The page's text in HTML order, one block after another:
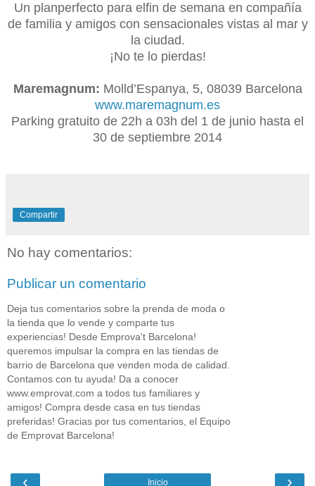
Un planperfecto para elfin de semana en compañía
de familia y amigos con sensacionales vistas al mar y
la ciudad.
¡No te lo pierdas!
Maremagnum: Molld’Espanya, 5, 08039 Barcelona
www.maremagnum.es
Parking gratuito de 22h a 03h del 1 de junio hasta el
30 de septiembre 2014
Compartir
No hay comentarios:
Publicar un comentario
Deja tus comentarios sobre la prenda de moda o
la tienda que lo vende y comparte tus
experiencias! Desde Emprova't Barcelona!
queremos impulsar la compra en las tiendas de
barrio de Barcelona que venden moda de calidad.
Contamos con tu ayuda! Da a conocer
www.emprovat.com a todos tus familiares y
amigos! Compra desde casa en tus tiendas
preferidas! Gracias por tus comentarios, el Equipo
de Emprovat Barcelona!
‹ ›
Inicio